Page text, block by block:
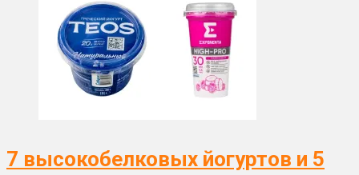
7 высокобелковых йогуртов и 5